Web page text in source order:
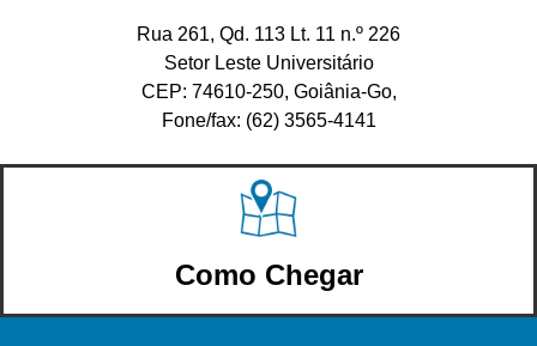
Rua 261, Qd. 113 Lt. 11 n.º 226
Setor Leste Universitário
CEP: 74610-250, Goiânia-Go,
Fone/fax: (62) 3565-4141
Como Chegar